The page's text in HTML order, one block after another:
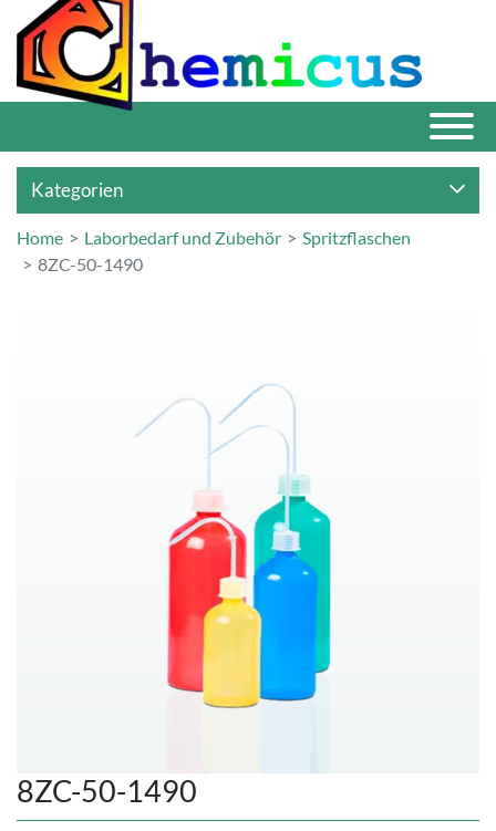
Kategorien
Home Laborbedarf und Zubehör
Spritzflaschen
8ZC-50-1490
8ZC-50-1490